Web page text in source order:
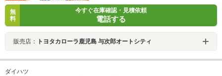
無
料
今すぐ在庫確認・見積依頼
電話する
販売店： トヨタカローラ鹿児島 与次郎オートシティ
ダイハツ